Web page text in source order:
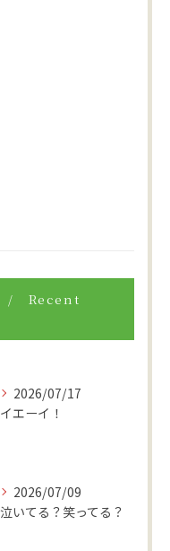
Recent
2026/07/17
イエーイ！
2026/07/09
泣いてる？笑ってる？